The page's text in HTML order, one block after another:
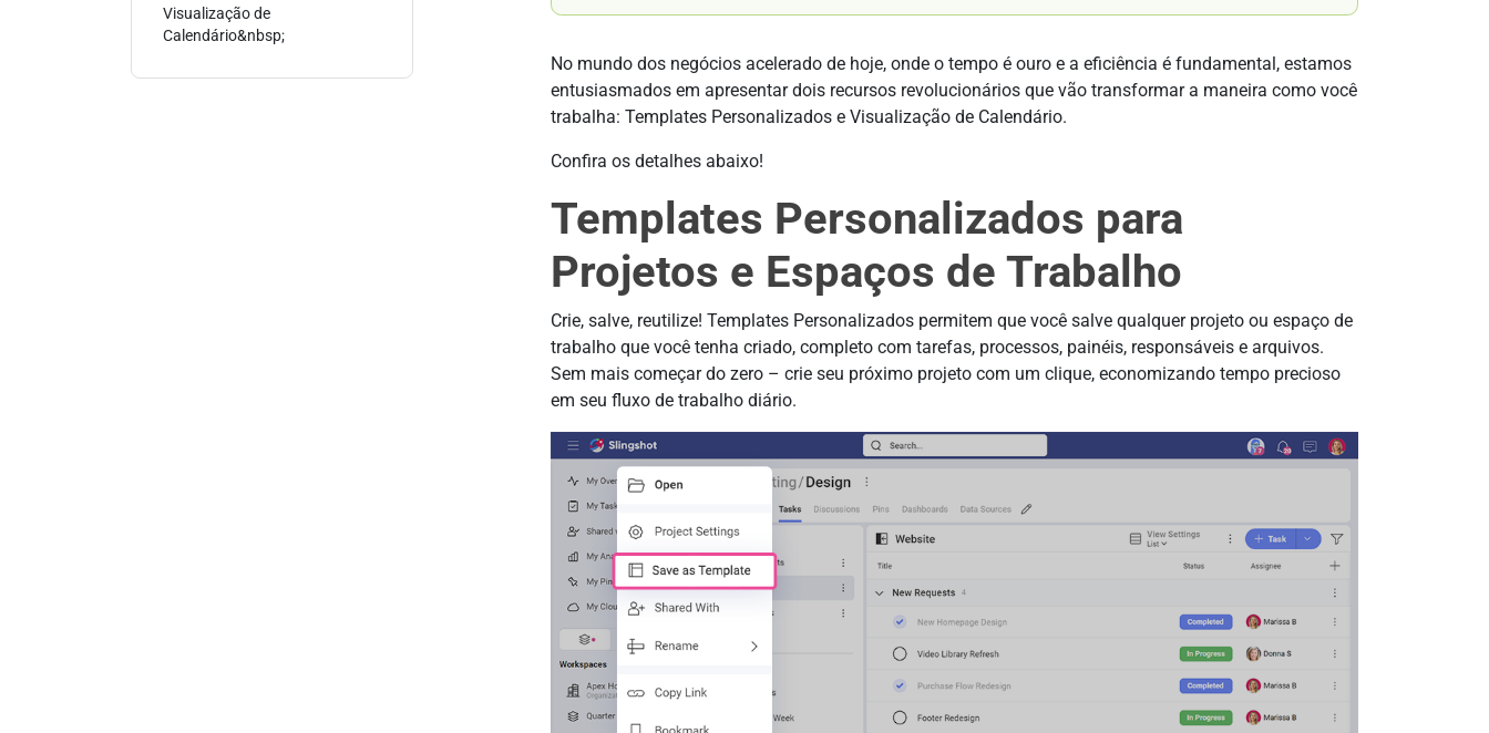
Visualização de
Calendário&nbsp;
No mundo dos negócios acelerado de hoje, onde o tempo é ouro e a eficiência é fundamental, estamos
entusiasmados em apresentar dois recursos revolucionários que vão transformar a maneira como você
trabalha: Templates Personalizados e Visualização de Calendário.
Confira os detalhes abaixo!
Templates Personalizados para
Projetos e Espaços de Trabalho
Crie, salve, reutilize! Templates Personalizados permitem que você salve qualquer projeto ou espaço de
trabalho que você tenha criado, completo com tarefas, processos, painéis, responsáveis e arquivos.
Sem mais começar do zero – crie seu próximo projeto com um clique, economizando tempo precioso
em seu fluxo de trabalho diário.